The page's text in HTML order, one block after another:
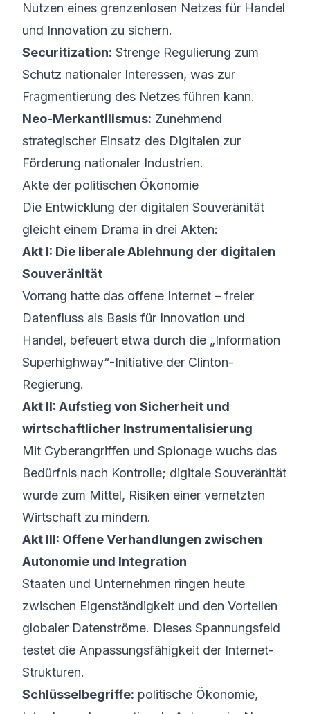
Nutzen eines grenzenlosen Netzes für Handel
und Innovation zu sichern.
Securitization: Strenge Regulierung zum
Schutz nationaler Interessen, was zur
Fragmentierung des Netzes führen kann.
Neo-Merkantilismus: Zunehmend
strategischer Einsatz des Digitalen zur
Förderung nationaler Industrien.
Akte der politischen Ökonomie
Die Entwicklung der digitalen Souveränität
gleicht einem Drama in drei Akten:
Akt I: Die liberale Ablehnung der digitalen
Souveränität
Vorrang hatte das offene Internet – freier
Datenfluss als Basis für Innovation und
Handel, befeuert etwa durch die „Information
Superhighway“-Initiative der Clinton-
Regierung.
Akt II: Aufstieg von Sicherheit und
wirtschaftlicher Instrumentalisierung
Mit Cyberangriffen und Spionage wuchs das
Bedürfnis nach Kontrolle; digitale Souveränität
wurde zum Mittel, Risiken einer vernetzten
Wirtschaft zu mindern.
Akt III: Offene Verhandlungen zwischen
Autonomie und Integration
Staaten und Unternehmen ringen heute
zwischen Eigenständigkeit und den Vorteilen
globaler Datenströme. Dieses Spannungsfeld
testet die Anpassungsfähigkeit der Internet-
Strukturen.
Schlüsselbegriffe: politische Ökonomie,